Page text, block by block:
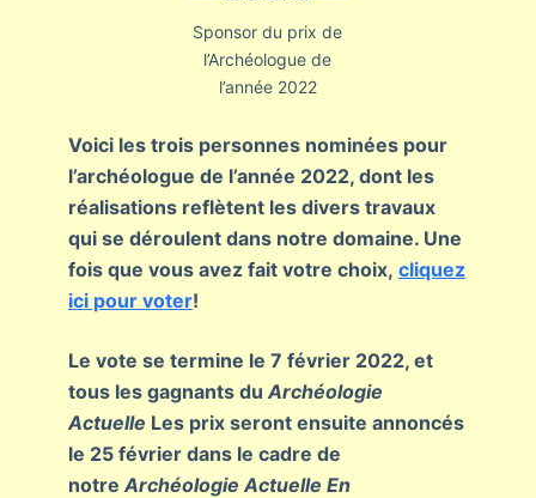
Sponsor du prix de
l’Archéologue de
l’année 2022
Voici les trois personnes nominées pour
l’archéologue de l’année 2022, dont les
réalisations reflètent les divers travaux
qui se déroulent dans notre domaine. Une
fois que vous avez fait votre choix, cliquez
ici pour voter!
Le vote se termine le 7 février 2022, et
tous les gagnants duArchéologie
Actuelle Les prix seront ensuite annoncés
le 25 février dans le cadre de
notreArchéologie Actuelle En